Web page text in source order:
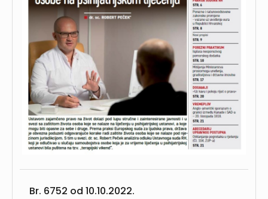
Br. 6752 od 10.10.2022.